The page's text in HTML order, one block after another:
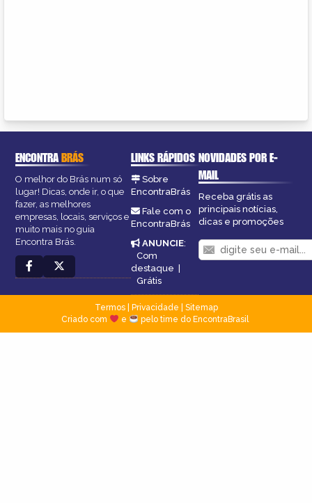
ENCONTRABRÁS
O melhor do Brás num só
lugar! Dicas, onde ir, o que
fazer, as melhores
empresas, locais, serviços e
muito mais no guia
Encontra Brás.
LINKS RÁPIDOS
Sobre
EncontraBrás
Fale com o
EncontraBrás
ANUNCIE:
Com
destaque |
Grátis
NOVIDADES POR E-
MAIL
Receba grátis as
principais notícias,
dicas e promoções
Termos| Privacidade
Sitemap
Criado com
e pelo time do EncontraBrasil